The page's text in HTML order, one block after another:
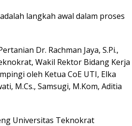
langkah awal dalam proses
Dr. Rachman Jaya, S.Pi.,
Wakil Rektor Bidang Kerja
oleh Ketua CoE UTI, Elka
M.Cs., Samsugi, M.Kom, Aditia
Universitas Teknokrat